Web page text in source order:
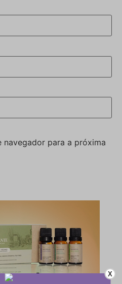
navegador para a próxima
X